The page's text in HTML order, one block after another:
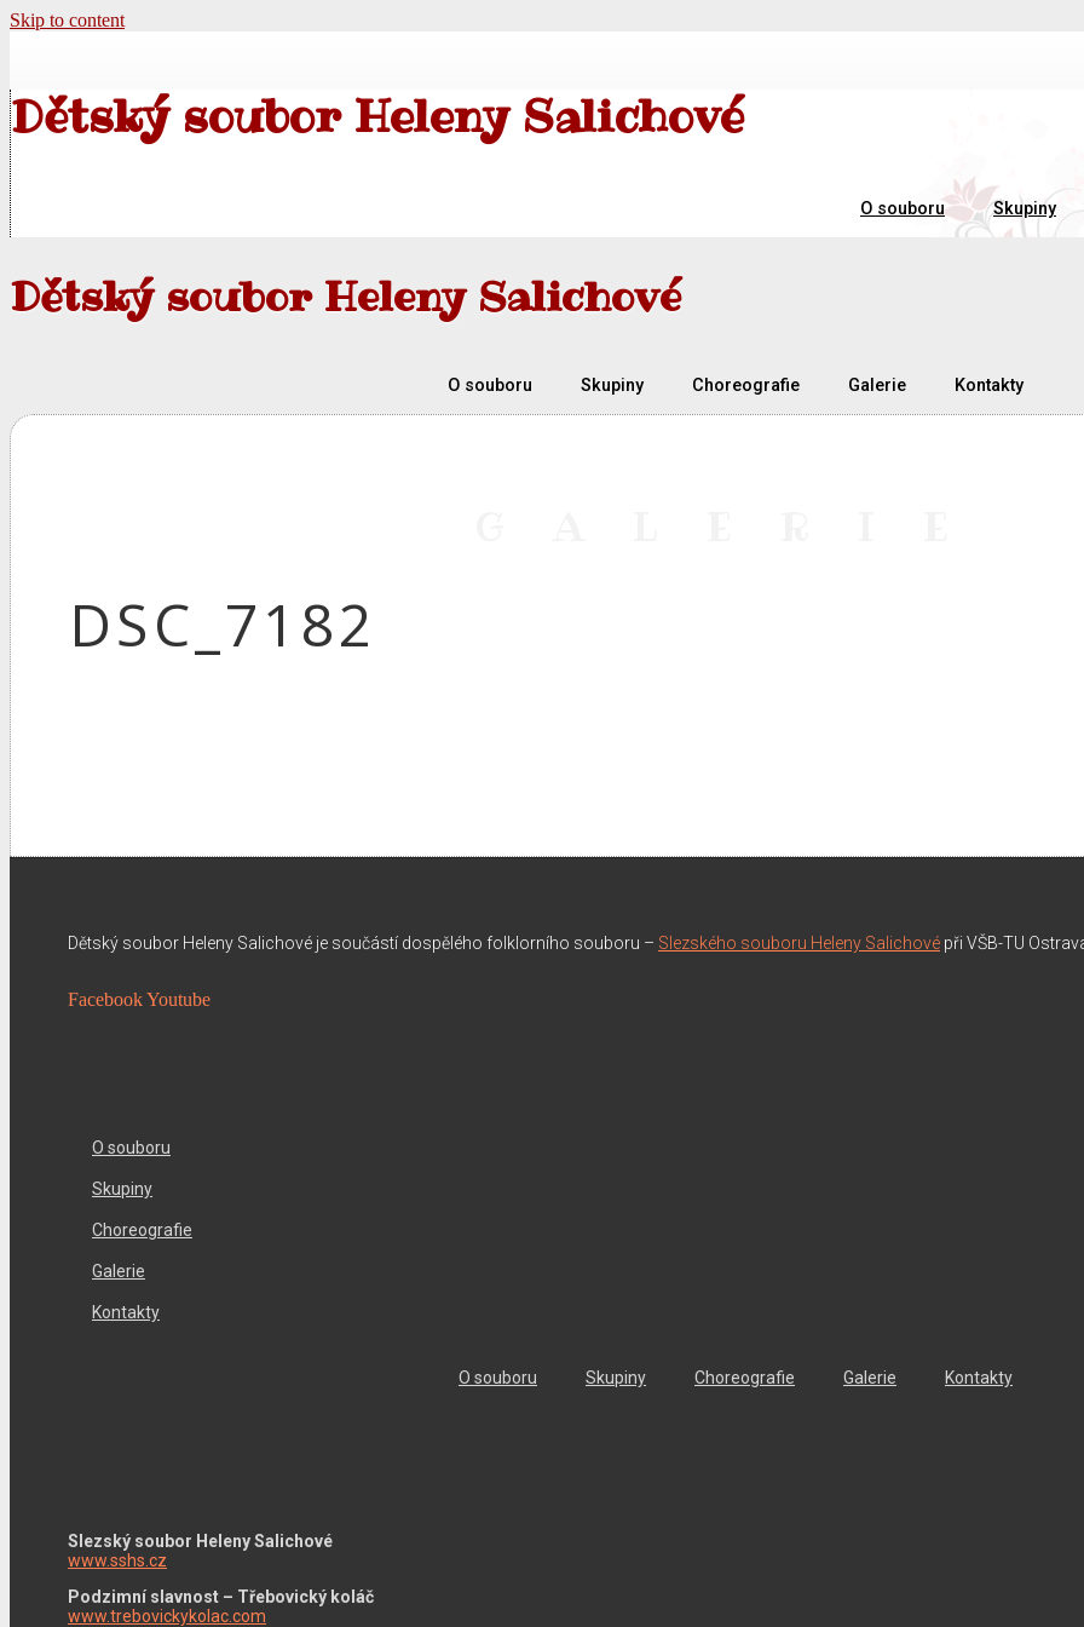
Skip to content
Dětský soubor Heleny Salichové
O souboru Skupiny
Dětský soubor Heleny Salichové
O souboru Skupiny Choreografie Galerie Kontakty
DSC_7182
Dětský soubor Heleny Salichové je součástí dospělého folklorního souboru – Slezského souboru Heleny Salichové při VŠB-TU
FacebookYoutube
O souboru
Skupiny
Choreografie
Galerie
Kontakty
O souboru Skupiny Choreografie Galerie Kontakty
Slezský soubor Heleny Salichové
www.sshs.cz
Podzimní slavnost – Třebovický koláč
www.trebovickykolac.com